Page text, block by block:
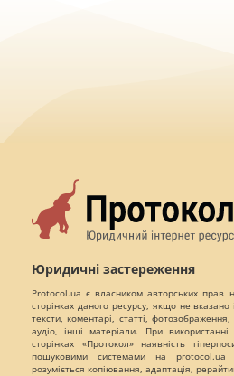
Юридичні застереження
Protocol.ua є власником авторських прав
сторінках даного ресурсу, якщо не
тексти, коментарі, статті,
аудіо, інші матеріали. При
сторінках «Протокол» наявність
пошуковими системами на protocol.ua
розуміється копіювання, адаптація,